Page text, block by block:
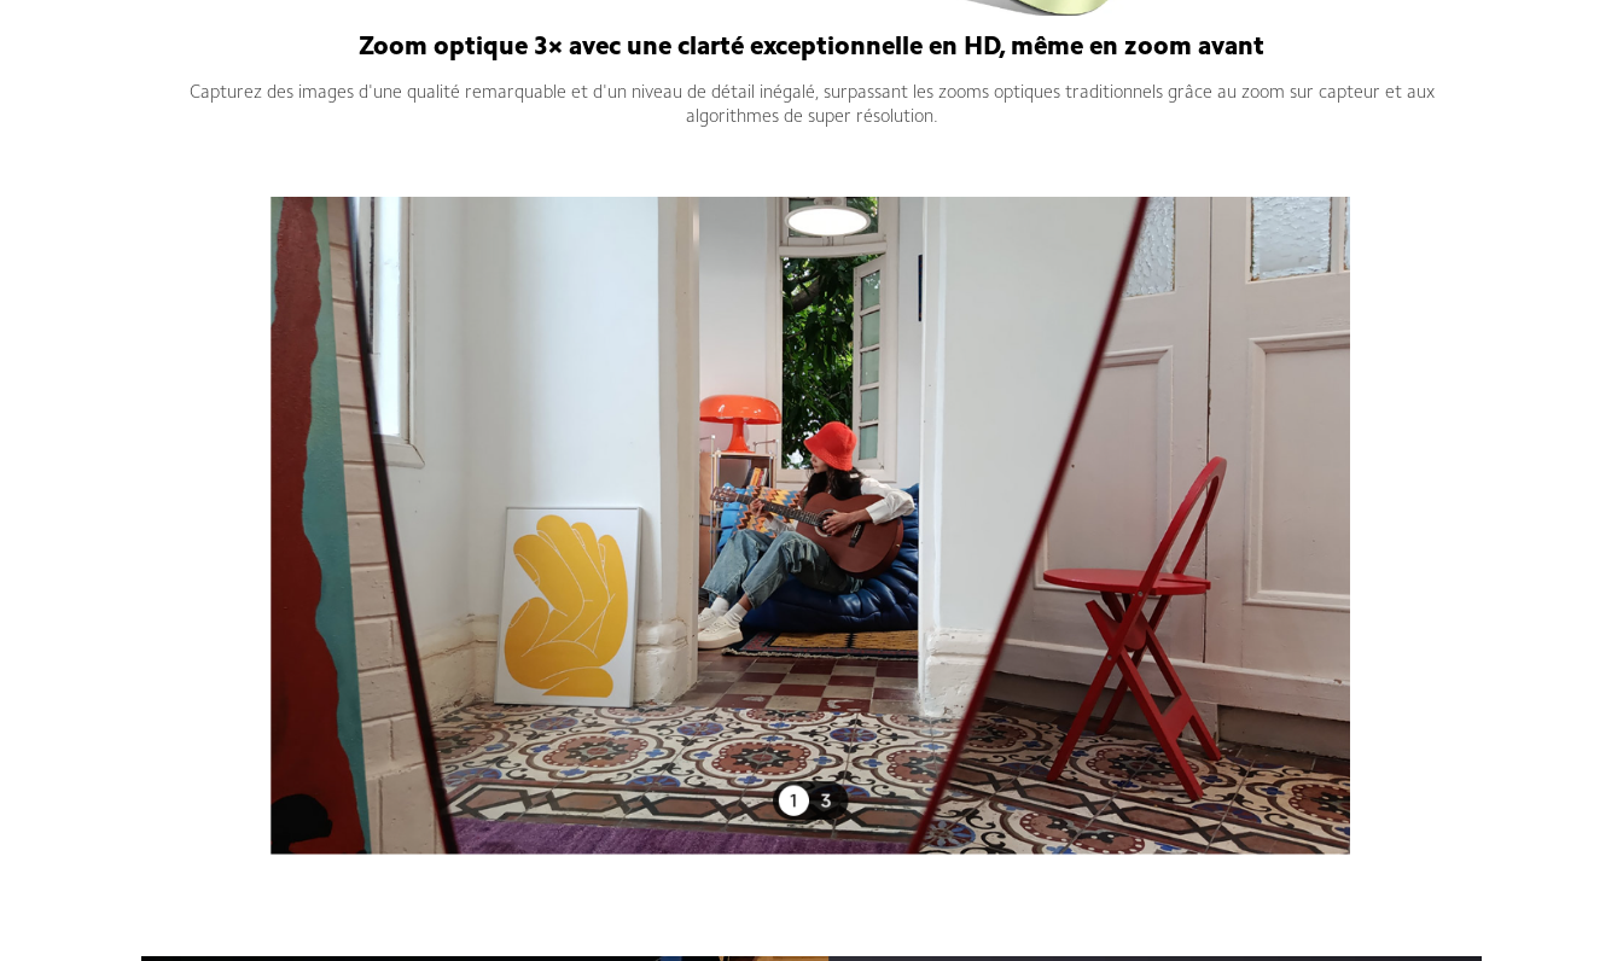
Zoom optique 3× avec une clarté exceptionnelle en HD, même en zoom avant
Capturez des images d'une qualité remarquable et d'un niveau de détail inégalé, surpassant les zooms optiques traditionnels grâce au zoom sur capteur et aux
algorithmes de super résolution.